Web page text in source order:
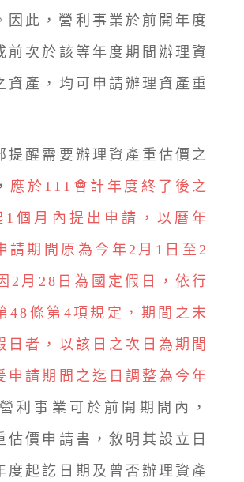
因此，營利事業於前開年度
前次於該等年度期間辦理資
資產，均可申請辦理資產重
醒需要辦理資產重估價之
應於111會計年度終了後之
1個月內提出申請，以曆年
請期間原為今年2月1日至2
2月28日為國定假日，依行
48條第4項規定，期間之末
日者，以該日之次日為期間
申請期間之迄日調整為今年
營利事業可於前開期間內，
估價申請書，敘明其設立日
度起訖日期及曾否辦理資產